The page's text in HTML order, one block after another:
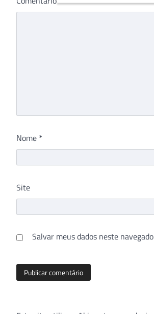
Nome *
Site
Salvar meus dados neste